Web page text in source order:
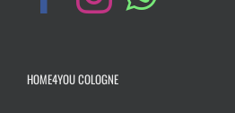
HOME4YOU COLOGNE